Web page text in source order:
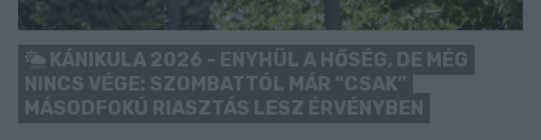
KÁNIKULA 2026 - ENYHÜL A HŐSÉG, DE MÉG
NINCS VÉGE: SZOMBATTÓL MÁR “CSAK”
MÁSODFOKÚ RIASZTÁS LESZ ÉRVÉNYBEN